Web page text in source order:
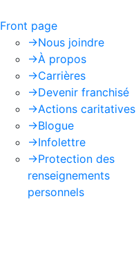
Front page
->Nous joindre
->À propos
->Carrières
->Devenir franchisé
->Actions caritatives
->Blogue
->Infolettre
->Protection des
renseignements
personnels